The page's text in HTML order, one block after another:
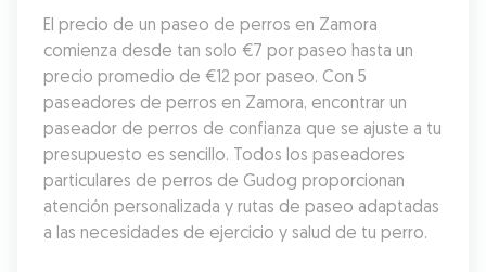
El precio de un paseo de perros en Zamora
comienza desde tan solo €7 por paseo hasta un
precio promedio de €12 por paseo. Con 5
paseadores de perros en Zamora, encontrar un
paseador de perros de confianza que se ajuste a tu
presupuesto es sencillo. Todos los paseadores
particulares de perros de Gudog proporcionan
atención personalizada y rutas de paseo adaptadas
a las necesidades de ejercicio y salud de tu perro.